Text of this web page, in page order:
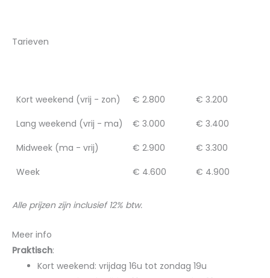
Tarieven
Kort weekend (vrij - zon)
€ 2.800
€ 3.200
Lang weekend (vrij - ma)
€ 3.000
€ 3.400
Midweek (ma - vrij)
€ 2.900
€ 3.300
Week
€ 4.600 € 4.900
Alle prijzen zijn inclusief 12% btw.
Meer info
Praktisch:
Kort weekend: vrijdag 16u tot zondag 19u